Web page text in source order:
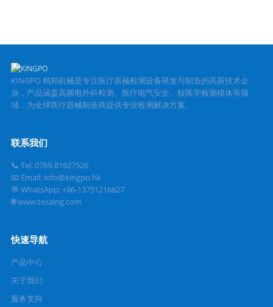
KINGPO 精邦机械是专注医疗器械检测设备研发与制造的高新技术企
业，产品涵盖高频电外科检测、医疗电气安全、核医学检测模体等领
域，为全球医疗器械制造商提供专业检测解决方案。
联系我们
📞 Tel: 0769-81627526
📧 Email: info@kingpo.hk
💬 WhatsApp: +86-13751216827
🌐 www.tesaing.com
快速导航
产品中心
关于我们
服务支持